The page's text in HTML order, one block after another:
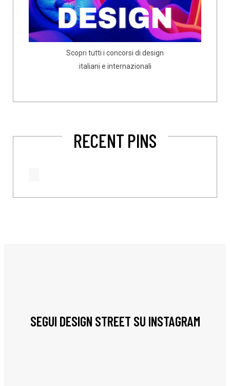
Scopri tutti i concorsi di design
italiani e internazionali
RECENT PINS
SEGUI DESIGN STREET SU INSTAGRAM